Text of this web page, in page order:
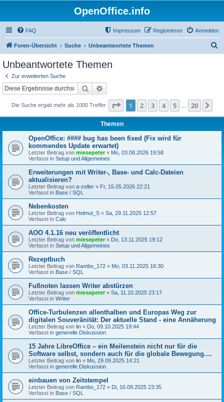
OpenOffice.info
FAQ Anmelden
Registrieren
Impressum
Foren-Übersicht Suche Unbeantwortete Themen
Unbeantwortete Themen
Zur erweiterten Suche
Suche
Die Suche ergab mehr als 1000 Treffer Seite 1von 20
1 2 3 4 5 20
Themen
OpenOffice: #### bug has been fixed (Fix wird für
kommendes Update erwartet)
Letzter Beitrag von miesepeter« Mo, 03.08.2026 19:58
Verfasst in Setup und Allgemeines
Erweiterungen mit Writer-, Base- und Calc-Dateien
aktualisieren?
Letzter Beitrag von a-zeller « Fr, 15.05.2026 22:21
Verfasst in Base / SQL
Nebenkosten
Letzter Beitrag von Helmut_S « Sa, 29.11.2025 12:57
Verfasst in Calc
AOO 4.1.16 neu veröffentlicht
Letzter Beitrag von miesepeter« Do, 13.11.2025 19:12
Verfasst in Setup und Allgemeines
Rezeptbuch
Letzter Beitrag von Rambo_172 « Mo, 03.11.2025 16:30
Verfasst in Base / SQL
Fußnoten lassen Writer abstürzen
Letzter Beitrag von miesepeter« Sa, 11.10.2025 23:17
Verfasst in Writer
Office-Turbulenzen allenthalben und Europas Weg zur
digitalen Souveränität: Der aktuelle Stand - eine Annäherung
Letzter Beitrag von lin « Do, 09.10.2025 19:44
Verfasst in generelle Diskussion
15 Jahre LibreOffice – ein Meilenstein nicht nur für die
Software selbst, sondern auch für die globale Bewegung....
Letzter Beitrag von lin « Mo, 29.09.2025 14:21
Verfasst in generelle Diskussion
einbauen von Zeitstempel
Letzter Beitrag von Rambo_172 « Di, 16.09.2025 23:35
Verfasst in Base / SQL